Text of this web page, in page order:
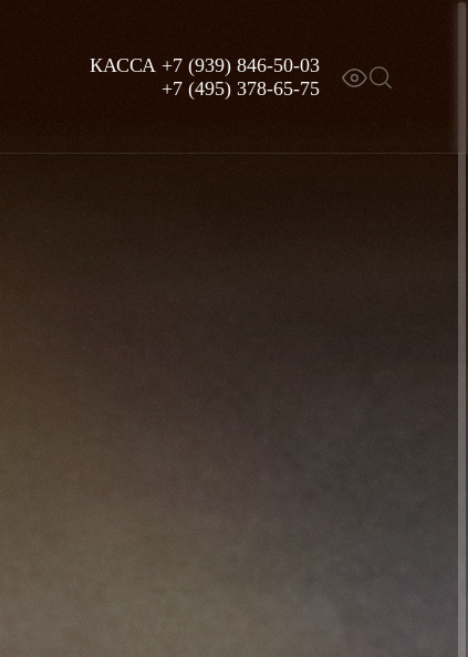
КАССА +7 (939) 846-50-03
+7 (495) 378-65-75